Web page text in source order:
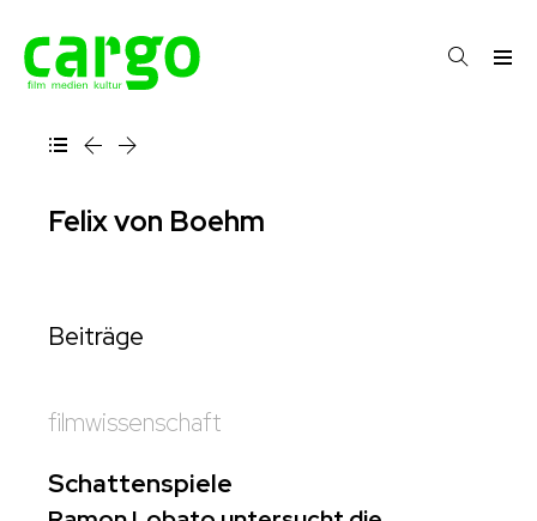
Felix von Boehm
Beiträge
filmwissenschaft
Schattenspiele